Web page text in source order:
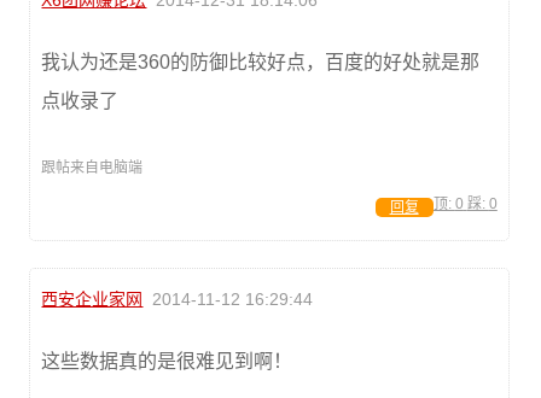
我认为还是360的防御比较好点，百度的好处就是那
点收录了
跟帖来自电脑端
顶: 0 踩: 0
回复
西安企业家网 2014-11-12 16:29:44
这些数据真的是很难见到啊！